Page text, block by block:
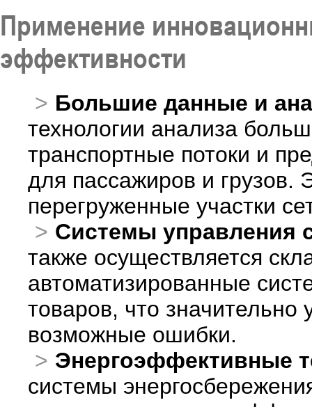
Применение
эффективности
Большие данные и
технологии анализа
транспортные потоки и
для пассажиров и грузов.
перегруженные участки
Системы управления
также осуществляется
автоматизированные
товаров, что значительно
возможные ошибки.
Энергоэффективные
системы